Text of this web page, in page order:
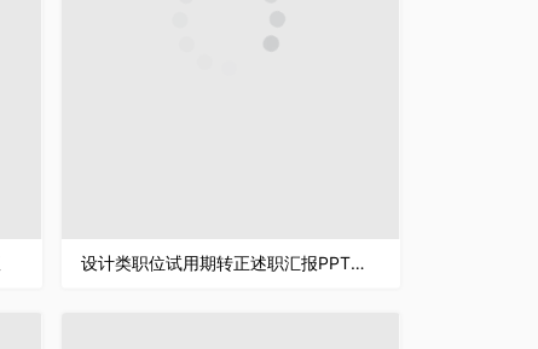
设计类职位试用期转正述职汇报PPT模板